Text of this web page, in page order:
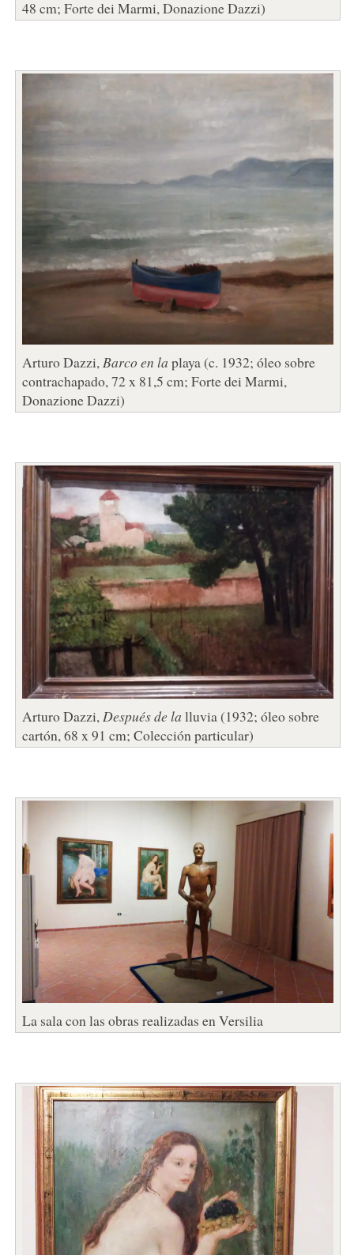
48 cm; Forte dei Marmi, Donazione Dazzi)
Arturo Dazzi, Barco en la playa (c. 1932; óleo sobre
contrachapado, 72 x 81,5 cm; Forte dei Marmi,
Donazione Dazzi)
Arturo Dazzi, Después de la lluvia (1932; óleo sobre
cartón, 68 x 91 cm; Colección particular)
La sala con las obras realizadas en Versilia